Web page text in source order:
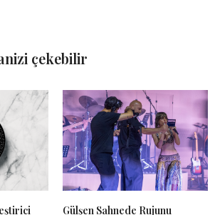
çekebilir
Gülşen Sahnede Rujunu